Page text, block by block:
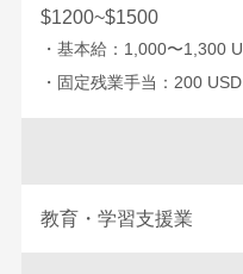
$1200~$1500
・基本給：1,000〜1,300
・固定残業手当：200
教育・学習支援業